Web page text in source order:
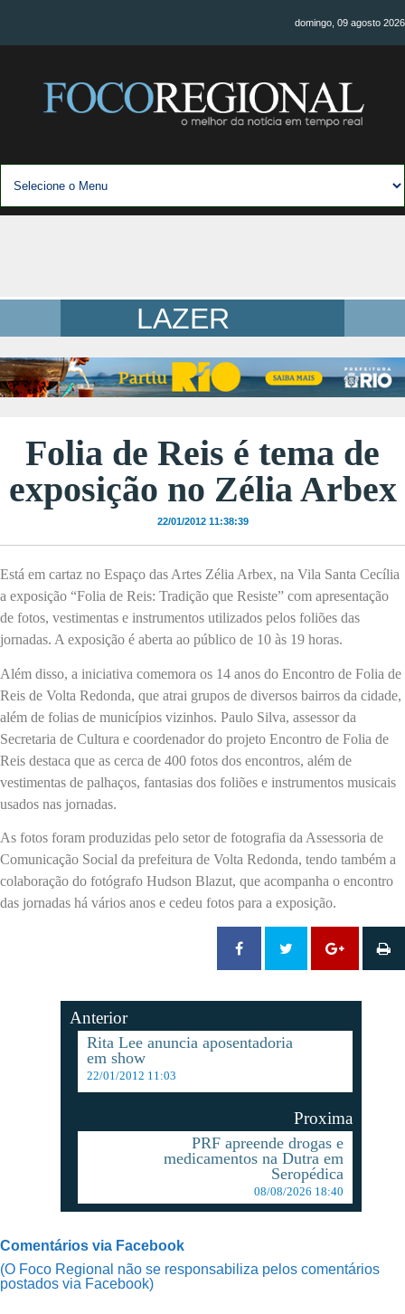
domingo, 09 agosto 2026
LAZER
Folia de Reis é tema de
exposição no Zélia Arbex
22/01/2012 11:38:39
Está em cartaz no Espaço das Artes Zélia Arbex, na Vila Santa Cecília
a exposição “Folia de Reis: Tradição que Resiste” com apresentação
de fotos, vestimentas e instrumentos utilizados pelos foliões das
jornadas. A exposição é aberta ao público de 10 às 19 horas.
Além disso, a iniciativa comemora os 14 anos do Encontro de Folia de
Reis de Volta Redonda, que atrai grupos de diversos bairros da cidade,
além de folias de municípios vizinhos. Paulo Silva, assessor da
Secretaria de Cultura e coordenador do projeto Encontro de Folia de
Reis destaca que as cerca de 400 fotos dos encontros, além de
vestimentas de palhaços, fantasias dos foliões e instrumentos musicais
usados nas jornadas.
As fotos foram produzidas pelo setor de fotografia da Assessoria de
Comunicação Social da prefeitura de Volta Redonda, tendo também a
colaboração do fotógrafo Hudson Blazut, que acompanha o encontro
das jornadas há vários anos e cedeu fotos para a exposição.
Anterior
Rita Lee anuncia aposentadoria
em show
22/01/2012 11:03
Proxima
PRF apreende drogas e
medicamentos na Dutra em
Seropédica
08/08/2026 18:40
Comentários via Facebook
(O Foco Regional não se responsabiliza pelos comentários
postados via Facebook)